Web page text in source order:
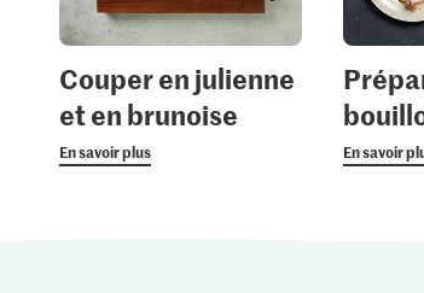
Couper en julienne
et en brunoise
En savoir plus En savoir